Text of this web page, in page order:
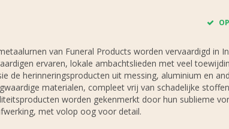
van Funeral Products worden vervaardigd in
ervaren, lokale ambachtslieden met veel
de herinneringsproducten uit messing, aluminium en
materialen, compleet vrij van schadelijke
worden gekenmerkt door hun sublieme
met volop oog voor detail.